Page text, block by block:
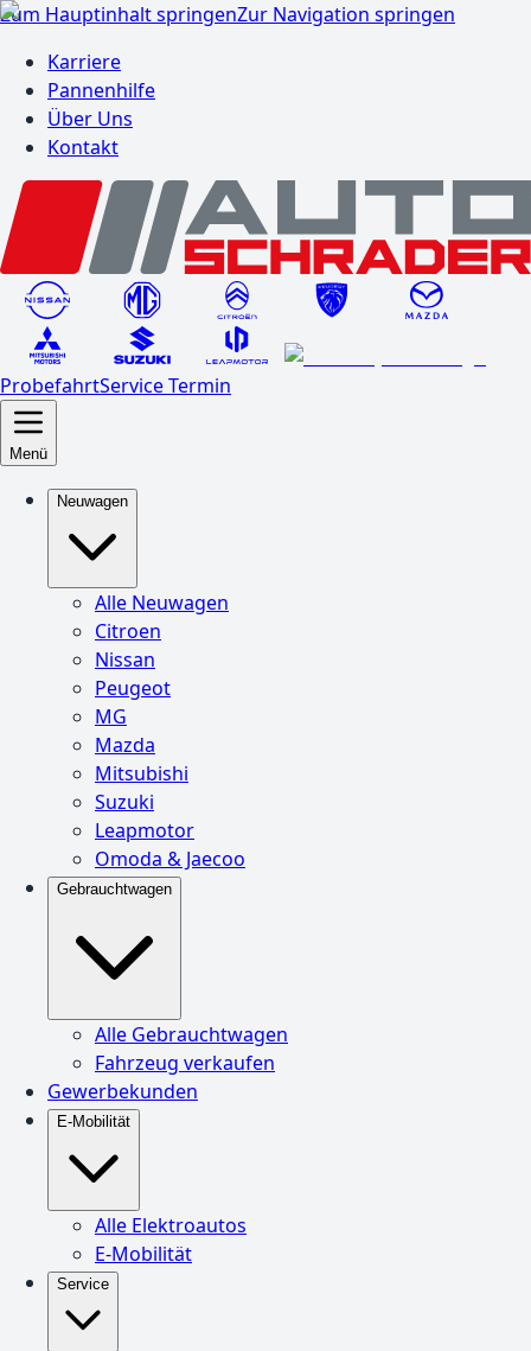
Zum Hauptinhalt springenZur Navigation springen
Karriere
Pannenhilfe
Über Uns
Kontakt
ProbefahrtService Termin
Menü
Neuwagen
Alle Neuwagen
Citroen
Nissan
Peugeot
MG
Mazda
Mitsubishi
Suzuki
Leapmotor
Omoda & Jaecoo
Gebrauchtwagen
Alle Gebrauchtwagen
Fahrzeug verkaufen
Gewerbekunden
E-Mobilität
Alle Elektroautos
E-Mobilität
Service